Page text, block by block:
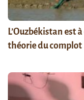
L’Ouzbékistan est
théorie du complot